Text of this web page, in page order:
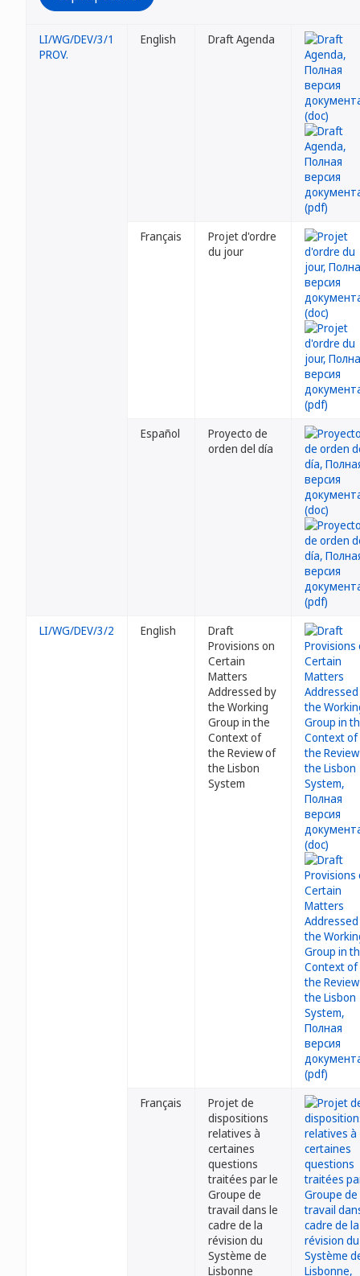
LI/WG/DEV/3/1
PROV.
English Draft Agenda
Français
Projet d'ordre
du jour
Español
Proyecto de
orden del día
LI/WG/DEV/3/2 English
Draft
Provisions on
Certain
Matters
Addressed by
the Working
Group in the
Context of
the Review of
the Lisbon
System
Français
Projet de
dispositions
relatives à
certaines
questions
traitées par le
Groupe de
travail dans le
cadre de la
révision du
Système de
Lisbonne